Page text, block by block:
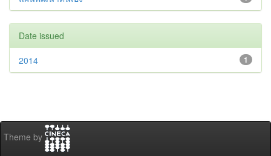
Date issued
1
2014
Theme by